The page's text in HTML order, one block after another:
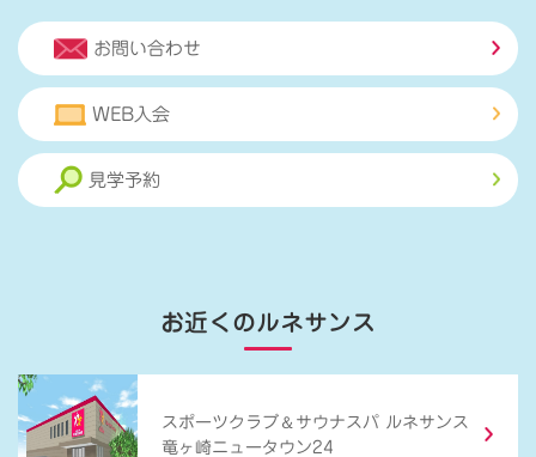
お問い合わせ
WEB入会
見学予約
お近くのルネサンス
スポーツクラブ ＆ サウナスパ ルネサンス
竜ヶ崎ニュータウン24